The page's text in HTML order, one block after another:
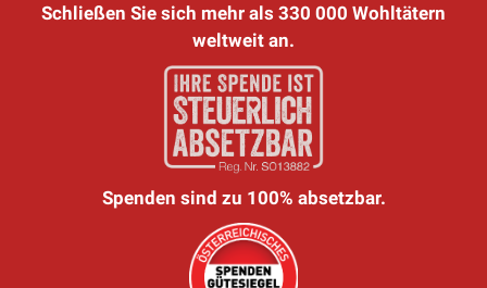
Schließen Sie sich mehr als 330 000 Wohltätern
weltweit an.
Spenden sind zu 100% absetzbar.